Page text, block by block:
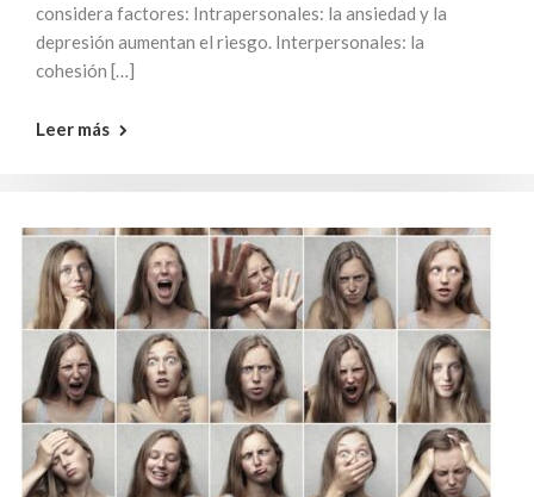
considera factores: Intrapersonales: la ansiedad y la
depresión aumentan el riesgo. Interpersonales: la
cohesión […]
Leer más